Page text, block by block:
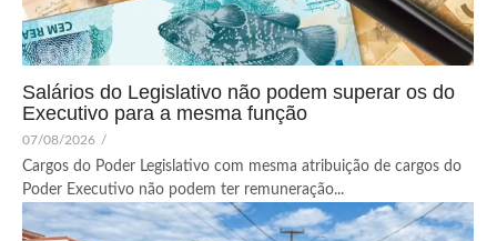
Salários do Legislativo não podem superar os do
Executivo para a mesma função
07/08/2026 /
Cargos do Poder Legislativo com mesma atribuição de cargos do
Poder Executivo não podem ter remuneração...